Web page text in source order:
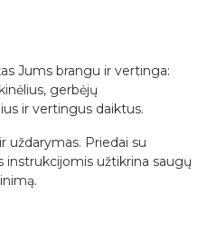
Jums brangu ir vertinga:
gerbėjų
ir vertingus daiktus.
uždarymas. Priedai su
instrukcijomis užtikrina saugų